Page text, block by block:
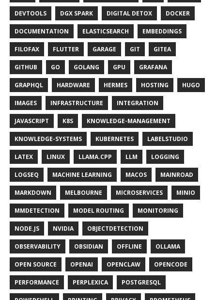
DEVTOOLS DGX SPARK DIGITAL DETOX DOCKER
DOCUMENTATION ELASTICSEARCH EMBEDDINGS
FILOFAX FLUTTER GARAGE GIT GITEA
GITHUB GO GOLANG GPU GRAFANA
GRAPHQL HARDWARE HERMES HOSTING HUGO
IMAGES INFRASTRUCTURE INTEGRATION
JAVASCRIPT K8S KNOWLEDGE-MANAGEMENT
KNOWLEDGE-SYSTEMS KUBERNETES LABELSTUDIO
LATEX LINUX LLAMA.CPP LLM LOGGING
LOGSEQ MACHINE LEARNING MACOS MAINROAD
MARKDOWN MELBOURNE MICROSERVICES MINIO
MMDETECTION MODEL ROUTING MONITORING
NODE.JS NVIDIA OBJECTDETECTION
OBSERVABILITY OBSIDIAN OFFLINE OLLAMA
OPEN SOURCE OPENAI OPENCLAW OPENCODE
PERFORMANCE PERPLEXICA POSTGRESQL